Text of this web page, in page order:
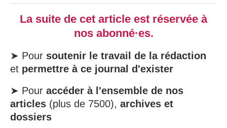
La suite de cet article est réservée à
nos abonné·es.
➤ Pour soutenir le travail de la rédaction
et permettre à ce journal d'exister
➤ Pour accéder à l'ensemble de nos
articles (plus de 7500), archives et
dossiers